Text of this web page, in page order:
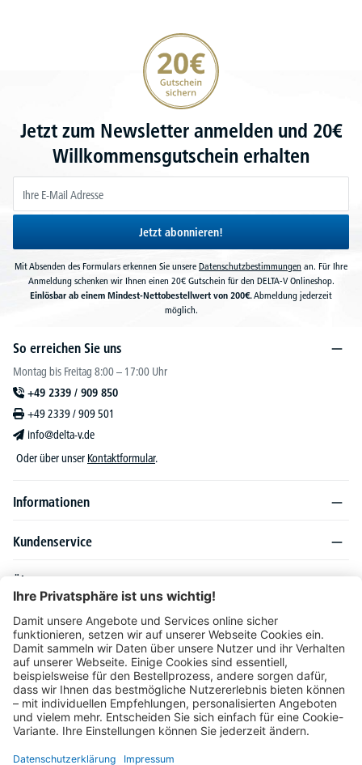
20€ Gutschein sichern
Jetzt zum Newsletter anmelden und 20€
Willkommensgutschein erhalten
Jetzt abonnieren!
Mit Absenden des Formulars erkennen Sie unsere Datenschutzbestimmungen an. Für Ihre
Anmeldung schenken wir Ihnen einen 20€ Gutschein für den DELTA-V Onlineshop.
Einlösbar ab einem Mindest-Nettobestellwert von 200€.Abmeldung jederzeit
möglich.
So erreichen Sie uns
Montag bis Freitag 8:00 – 17:00 Uhr
+49 2339 / 909 850
+49 2339 / 909 501
info@delta-v.de
Oder über unser Kontaktformular.
Informationen
Kundenservice
Über DELTA-V
Produktsortiment
Ratgeber
Folgen Sie uns auch auf